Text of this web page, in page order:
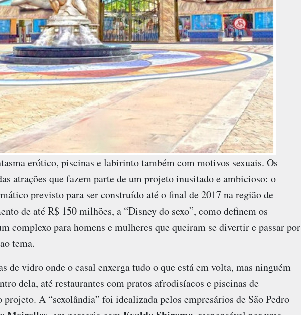
erótico, piscinas e labirinto também com motivos sexuais. Os
atrações que fazem parte de um projeto inusitado e ambicioso: o
previsto para ser construído até o final de 2017 na região de
de até R$ 150 milhões, a “Disney do sexo”, como definem os
complexo para homens e mulheres que queiram se divertir e passar por
tema.
de vidro onde o casal enxerga tudo o que está em volta, mas ninguém
dela, até restaurantes com pratos afrodisíacos e piscinas de
A “sexolândia” foi idealizada pelos empresários de São Pedro